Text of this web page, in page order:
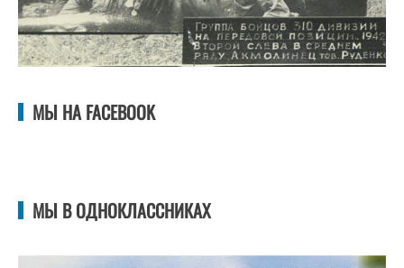
МЫ НА FACEBOOK
МЫ В ОДНОКЛАССНИКАХ